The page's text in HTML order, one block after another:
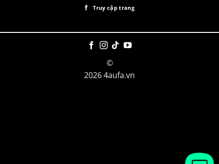
Truy cập trang
©
2026 4aufa.vn